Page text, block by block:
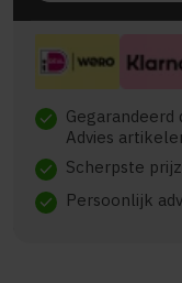
check
Advies
check Scherpste
check Persoonlijk